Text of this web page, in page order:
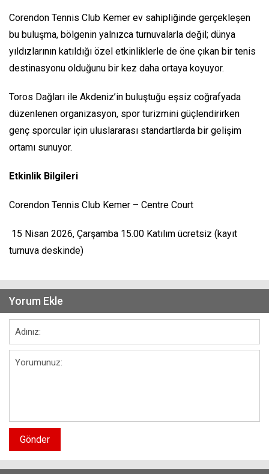
Corendon Tennis Club Kemer ev sahipliğinde gerçekleşen
bu buluşma, bölgenin yalnızca turnuvalarla değil; dünya
yıldızlarının katıldığı özel etkinliklerle de öne çıkan bir tenis
destinasyonu olduğunu bir kez daha ortaya koyuyor.
Toros Dağları ile Akdeniz’in buluştuğu eşsiz coğrafyada
düzenlenen organizasyon, spor turizmini güçlendirirken
genç sporcular için uluslararası standartlarda bir gelişim
ortamı sunuyor.
Etkinlik Bilgileri
Corendon Tennis Club Kemer – Centre Court
15 Nisan 2026, Çarşamba 15.00 Katılım ücretsiz (kayıt
turnuva deskinde)
Yorum Ekle
Gönder